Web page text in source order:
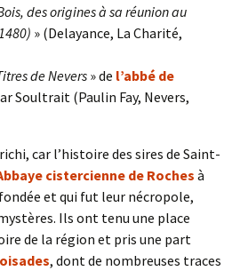
des origines à sa réunion au
» (Delayance, La Charité,
de Nevers » de l’abbé de
Soultrait (Paulin Fay, Nevers,
car l’histoire des sires de Saint-
cistercienne de Roches à
et qui fut leur nécropole,
Ils ont tenu une place
de la région et pris une part
, dont de nombreuses traces